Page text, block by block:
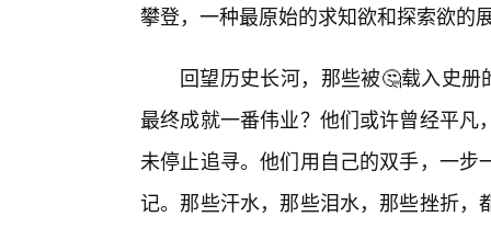
攀登，一种最原始的求知欲和探索欲的
回望历史长河，那些被🤔载入史册
最终成就一番伟业？他们或许曾经平
未停止追寻。他们用自己的双手，一
记。那些汗水，那些泪水，那些挫折